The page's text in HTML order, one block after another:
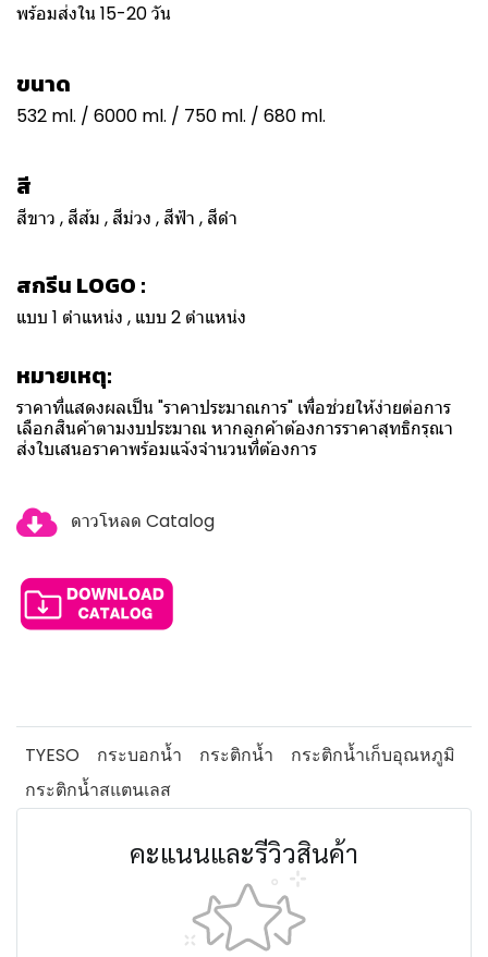
พร้อมส่งใน 15-20 วัน
ขนาด
532 ml. / 6000 ml. / 750 ml. / 680 ml.
สี
สีขาว , สีส้ม , สีม่วง , สีฟ้า , สีดำ
สกรีน LOGO :
แบบ 1 ตำแหน่ง , แบบ 2 ตำแหน่ง
หมายเหตุ:
ราคาที่แสดงผลเป็น "ราคาประมาณการ" เพื่อช่วยให้ง่ายต่อการ
เลือกสินค้าตามงบประมาณ หากลูกค้าต้องการราคาสุทธิกรุณา
ส่งใบเสนอราคาพร้อมแจ้งจำนวนที่ต้องการ
ดาวโหลด Catalog
TYESO กระบอกน้ำ กระติกน้ำ
กระติกน้ำเก็บอุณหภูมิ
กระติกน้ำสแตนเลส
คะแนนและรีวิวสินค้า